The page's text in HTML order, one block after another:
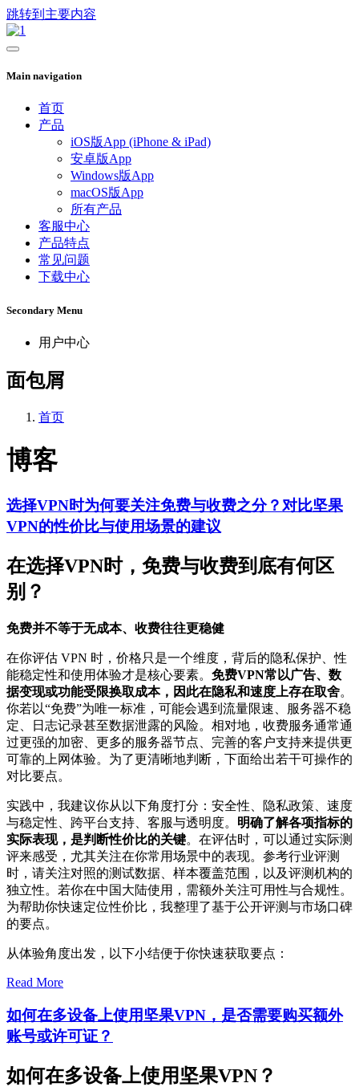
跳转到主要内容
Main navigation
首页
产品
iOS版App (iPhone & iPad)
安卓版App
Windows版App
macOS版App
所有产品
客服中心
产品特点
常见问题
下载中心
Secondary Menu
用户中心
面包屑
首页
博客
选择VPN时为何要关注免费与收费之分？对比坚果
VPN的性价比与使用场景的建议
在选择VPN时，免费与收费到底有何区
别？
免费并不等于无成本、收费往往更稳健
在你评估 VPN 时，价格只是一个维度，背后的隐私保护、性
能稳定性和使用体验才是核心要素。 免费VPN常以广告、数
据变现或功能受限换取成本，因此在隐私和速度上存在取舍。
你若以“免费”为唯一标准，可能会遇到流量限速、服务器不稳
定、日志记录甚至数据泄露的风险。相对地，收费服务通常通
过更强的加密、更多的服务器节点、完善的客户支持来提供更
可靠的上网体验。为了更清晰地判断，下面给出若干可操作的
对比要点。
实践中，我建议你从以下角度打分：安全性、隐私政策、速度
与稳定性、跨平台支持、客服与透明度。 明确了解各项指标的
实际表现，是判断性价比的关键。在评估时，可以通过实际测
评来感受，尤其关注在你常用场景中的表现。参考行业评测
时，请关注对照的测试数据、样本覆盖范围，以及评测机构的
独立性。若你在中国大陆使用，需额外关注可用性与合规性。
为帮助你快速定位性价比，我整理了基于公开评测与市场口碑
的要点。
从体验角度出发，以下小结便于你快速获取要点：
Read More
如何在多设备上使用坚果VPN，是否需要购买额外
账号或许可证？
如何在多设备上使用坚果VPN？